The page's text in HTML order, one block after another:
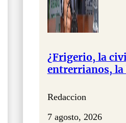
¿Frigerio, la
entrerrianos, la
Redaccion
7 agosto, 2026